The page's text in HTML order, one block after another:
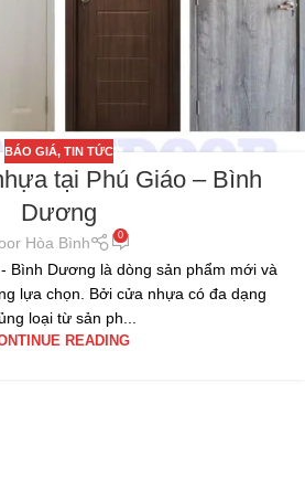
BÁO GIÁ, TIN TỨC
tại Phú Giáo – Bình
Dương
Hòa Bình 0
Bình Dương là dòng sản phẩm mới và
lựa chọn. Bởi cửa nhựa có đa dạng
loại từ sản ph...
READING